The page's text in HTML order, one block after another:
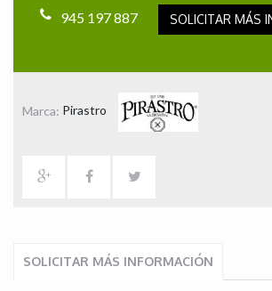
945 197 887 SOLICITAR MÁS
Marca: Pirastro
SOLICITAR MÁS INFORMACIÓN